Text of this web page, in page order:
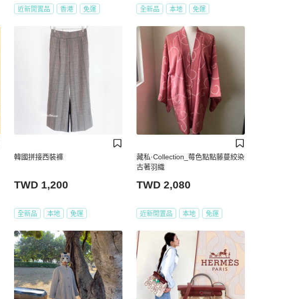
近新閒置品 香港 免運 全新品 本地 免運
韓國拼接西裝褲
TWD 1,200
全新品 本地 免運
藏私·Collection_莓色點點藤蔓絞染
古著羽織
TWD 2,080
近新閒置品 本地 免運